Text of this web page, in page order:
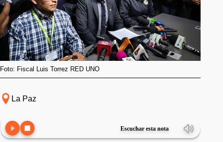
Foto: Fiscal Luis Torrez RED UNO
La Paz
Escuchar esta nota